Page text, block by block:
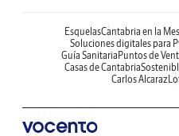
EsquelasCantabria en la
Soluciones digitales para
Guía SanitariaPuntos de
Casas de Cantabria
Carlos Alcaraz